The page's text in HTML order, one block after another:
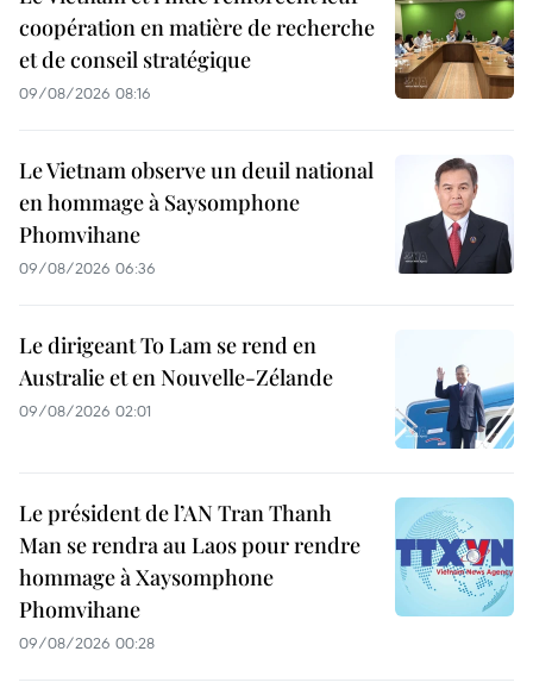
coopération en matière de recherche
et de conseil stratégique
09/08/2026 08:16
Le Vietnam observe un deuil national
en hommage à Saysomphone
Phomvihane
09/08/2026 06:36
Le dirigeant To Lam se rend en
Australie et en Nouvelle-Zélande
09/08/2026 02:01
Le président de l’AN Tran Thanh
Man se rendra au Laos pour rendre
hommage à Xaysomphone
Phomvihane
09/08/2026 00:28